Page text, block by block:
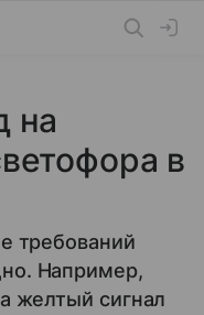
на
в
требований
Например,
желтый сигнал